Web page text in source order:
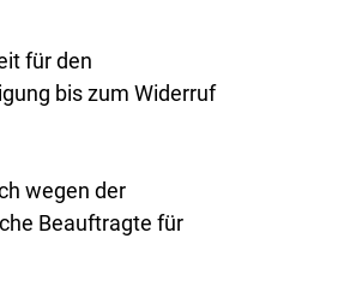
für den
bis zum Widerruf
wegen der
Beauftragte für